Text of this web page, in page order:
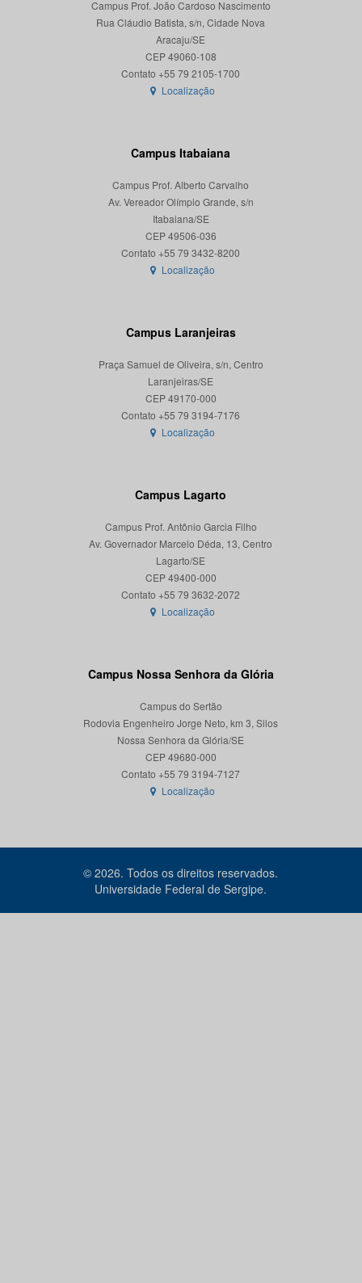
Campus Prof. João Cardoso Nascimento
Rua Cláudio Batista, s/n, Cidade Nova
Aracaju/SE
CEP 49060-108
Localização
Campus Itabaiana
Campus Prof. Alberto Carvalho
Av. Vereador Olímpio Grande, s/n
Itabaiana/SE
CEP 49506-036
Localização
Campus Laranjeiras
Praça Samuel de Oliveira, s/n, Centro
Laranjeiras/SE
CEP 49170-000
Localização
Campus Lagarto
Campus Prof. Antônio Garcia Filho
Av. Governador Marcelo Déda, 13, Centro
Lagarto/SE
CEP 49400-000
Localização
Campus Nossa Senhora da Glória
Campus do Sertão
Rodovia Engenheiro Jorge Neto, km 3, Silos
Nossa Senhora da Glória/SE
CEP 49680-000
Localização
© 2026. Todos os direitos reservados.
Universidade Federal de Sergipe.